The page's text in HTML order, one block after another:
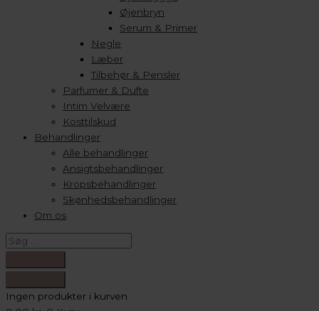
Øjenbryn
Serum & Primer
Negle
Læber
Tilbehør & Pensler
Parfumer & Dufte
Intim Velvære
Kosttilskud
Behandlinger
Alle behandlinger
Ansigtsbehandlinger
Kropsbehandlinger
Skønhedsbehandlinger
Om os
Ingen produkter i kurven